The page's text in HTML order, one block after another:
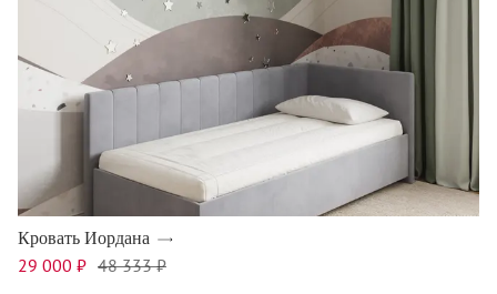
Кровать Иордана
29 000 ₽ 48 333 ₽